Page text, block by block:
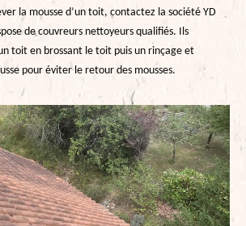
la mousse d’un toit, contactez la société YD
de couvreurs nettoyeurs qualifiés. Ils
toit en brossant le toit puis un rinçage et
pour éviter le retour des mousses.